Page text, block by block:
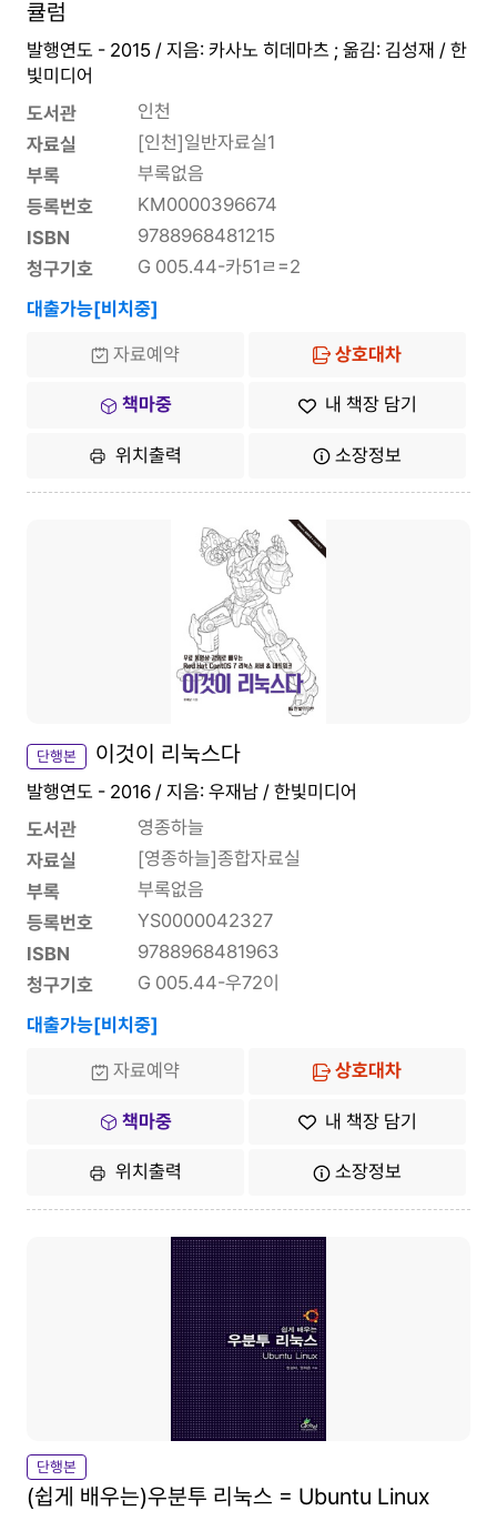
큘럼
발행연도 - 2015 / 지음: 카사노 히데마츠 ; 옮김: 김성재 / 한
빛미디어
도서관
인천
자료실
[인천]일반자료실1
부록
부록없음
등록번호
KM0000396674
ISBN
9788968481215
청구기호
G 005.44-카51ㄹ=2
대출가능[비치중]
자료예약 상호대차
책마중 내 책장 담기
위치출력 소장정보
단행본 이것이 리눅스다
발행연도 - 2016 / 지음: 우재남 / 한빛미디어
도서관
영종하늘
자료실
[영종하늘]종합자료실
부록
부록없음
등록번호
YS0000042327
ISBN
9788968481963
청구기호
G 005.44-우72이
대출가능[비치중]
자료예약 상호대차
책마중 내 책장 담기
위치출력 소장정보
단행본
(쉽게 배우는)우분투 리눅스 = Ubuntu Linux